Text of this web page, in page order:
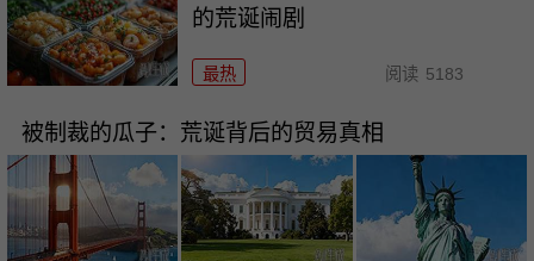
的荒诞闹剧
最热 阅读 5183
被制裁的瓜子：荒诞背后的贸易真相